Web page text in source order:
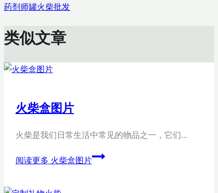
药剂师罐火柴批发
类似文章
火柴盒图片
火柴是我们日常生活中常见的物品之一，它们…
阅读更多 火柴盒图片